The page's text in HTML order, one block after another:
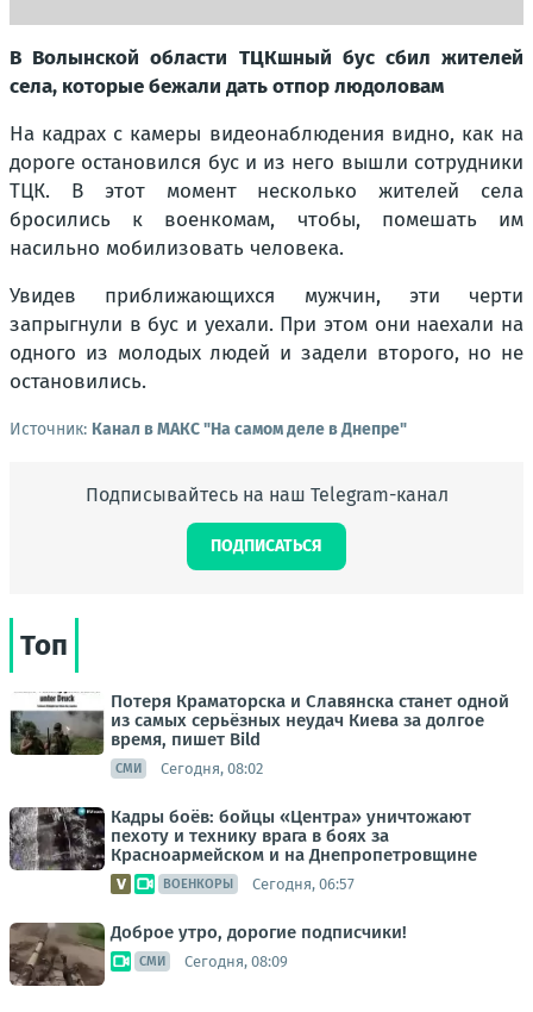
В Волынской области ТЦКшный бус сбил жителей
села, которые бежали дать отпор людоловам
На кадрах с камеры видеонаблюдения видно, как на
дороге остановился бус и из него вышли сотрудники
ТЦК. В этот момент несколько жителей села
бросились к военкомам, чтобы, помешать им
насильно мобилизовать человека.
Увидев приближающихся мужчин, эти черти
запрыгнули в бус и уехали. При этом они наехали на
одного из молодых людей и задели второго, но не
остановились.
Источник: Канал в МАКС "На самом деле в Днепре"
Подписывайтесь на наш Telegram-канал
ПОДПИСАТЬСЯ
Топ
Потеря Краматорска и Славянска станет одной
из самых серьёзных неудач Киева за долгое
время, пишет Bild
СМИ Сегодня, 08:02
Кадры боёв: бойцы «Центра» уничтожают
пехоту и технику врага в боях за
Красноармейском и на Днепропетровщине
ВОЕНКОРЫ Сегодня, 06:57
Доброе утро, дорогие подписчики!
СМИ Сегодня, 08:09